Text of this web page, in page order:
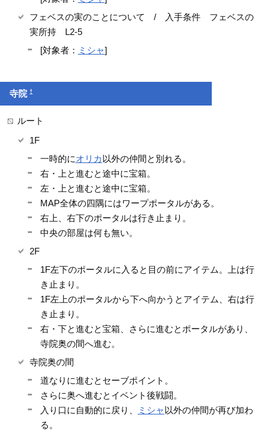
フェベスの実のことについて / 入手条件 フェベスの
実所持 L2-5
[対象者： ミシャ]
寺院†
ルート
1F
一時的にオリカ 以外の仲間と別れる。
右・上と進むと途中に宝箱。
左・上と進むと途中に宝箱。
MAP全体の四隅にはワープポータルがある。
右上、右下のポータルは行き止まり。
中央の部屋は何も無い。
2F
1F左下のポータルに入ると目の前にアイテム。上は行
き止まり。
1F左上のポータルから下へ向かうとアイテム、右は行
き止まり。
右・下と進むと宝箱、さらに進むとポータルがあり、
寺院奥の間へ進む。
寺院奥の間
道なりに進むとセーブポイント。
さらに奥へ進むとイベント後戦闘。
入り口に自動的に戻り、
ミシャ 以外の仲間が再び加わ
る。